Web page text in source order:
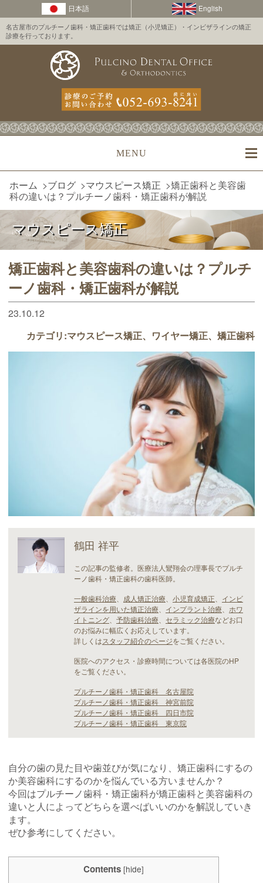
名古屋市のプルチーノ歯科・矯正歯科では矯正（小児矯正）・インビザラインの矯正
診療を行っております。
MENU
ホーム >ブログ >マウスピース矯正 >矯正歯科と美容歯
科の違いは？プルチーノ歯科・矯正歯科が解説
マウスピース矯正
矯正歯科と美容歯科の違いは？プルチ
ーノ歯科・矯正歯科が解説
23.10.12
カテゴリ:マウスピース矯正 ワイヤー矯正 矯正歯科
鶴田 祥平
この記事の監修者。医療法人鸞翔会の理事長でプルチ
ーノ歯科・矯正歯科の歯科医師。
一般歯科治療
成人矯正治療 小児育成矯正
インビ
ザラインを用いた矯正治療
インプラント治療
ホワ
イトニング
予防歯科治療 セラミック治療などお口
のお悩みに幅広くお応えしています。
詳しくはスタッフ紹介のページをご覧ください。
医院へのアクセス・診療時間については各医院のHP
をご覧ください。
プルチーノ歯科・矯正歯科 名古屋院
プルチーノ歯科・矯正歯科 神宮前院
プルチーノ歯科・矯正歯科 四日市院
プルチーノ歯科・矯正歯科 東京院
自分の歯の見た目や歯並びが気になり、矯正歯科にするの
か美容歯科にするのかを悩んでいる方いませんか？
今回はプルチーノ歯科・矯正歯科が矯正歯科と美容歯科の
違いと人によってどちらを選べばいいのかを解説していき
ます。
ぜひ参考にしてください。
Contents [hide]